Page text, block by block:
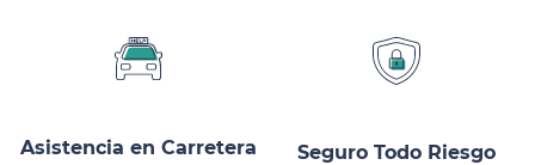
Asistencia en Carretera Seguro Todo Riesgo